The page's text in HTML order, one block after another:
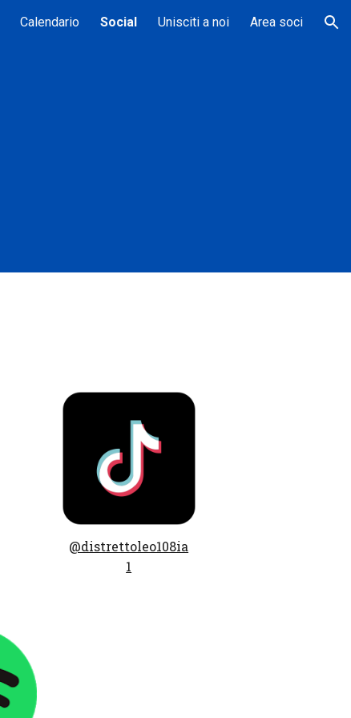
Calendario Social Unisciti a noi Area soci
@distrettoleo108ia
1